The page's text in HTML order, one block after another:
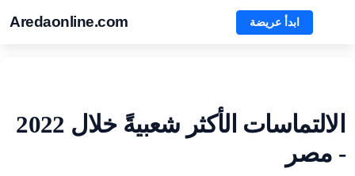
Aredaonline.com ابدأ عريضة
الالتماسات الأكثر شعبيةً خلال 2022
- مصر